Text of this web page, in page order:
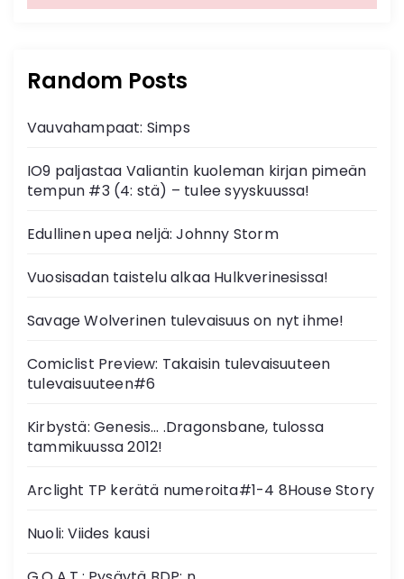
Random Posts
Vauvahampaat: Simps
IO9 paljastaa Valiantin kuoleman kirjan pimeän
tempun #3 (4: stä) – tulee syyskuussa!
Edullinen upea neljä: Johnny Storm
Vuosisadan taistelu alkaa Hulkverinesissa!
Savage Wolverinen tulevaisuus on nyt ihme!
Comiclist Preview: Takaisin tulevaisuuteen
tulevaisuuteen#6
Kirbystä: Genesis… .Dragonsbane, tulossa
tammikuussa 2012!
Arclight TP kerätä numeroita#1-4 8House Story
Nuoli: Viides kausi